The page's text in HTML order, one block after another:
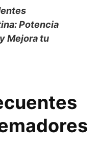
Potencia
Mejora tu